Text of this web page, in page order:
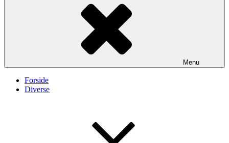
Menu
Forside
Diverse